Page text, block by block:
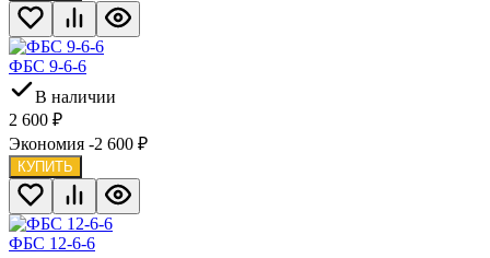
ФБС 9-6-6
В наличии
2 600 ₽
Экономия -2 600 ₽
КУПИТЬ
ФБС 12-6-6